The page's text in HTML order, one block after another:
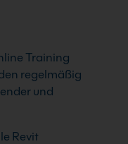
Training
regelmäßig
und
Revit